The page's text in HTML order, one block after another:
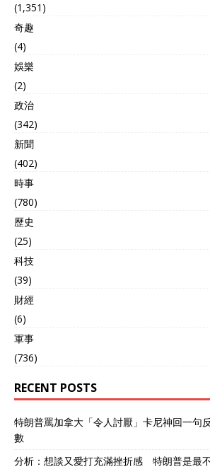
(1,351)
奇趣
(4)
娛樂
(2)
政治
(342)
新聞
(402)
時事
(780)
歷史
(25)
科技
(39)
財經
(6)
軍事
(736)
RECENT POSTS
特朗普罵加拿大「令人討厭」卡尼神回一句
數
分析：想談又愛打充滿挫折感 特朗普是最